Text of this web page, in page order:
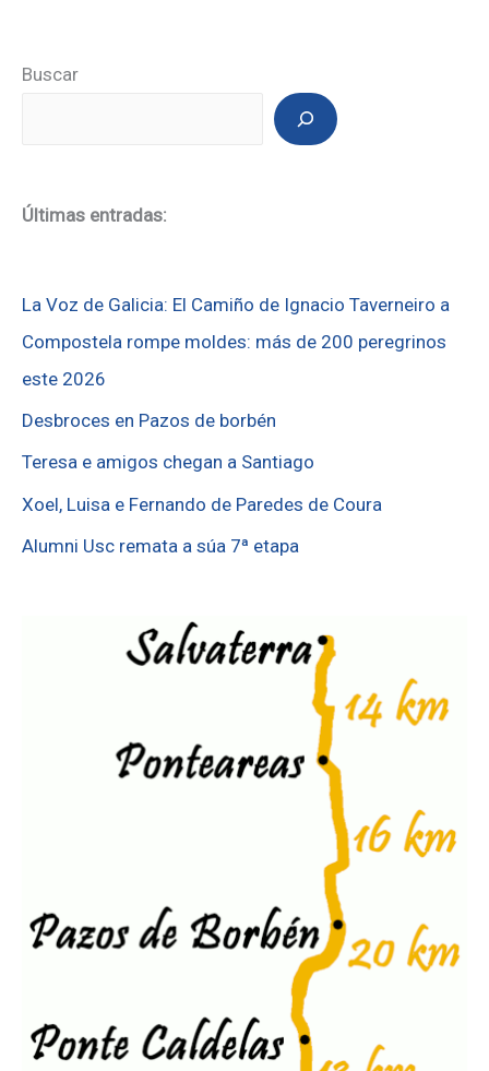
Buscar
Últimas entradas:
La Voz de Galicia: El Camiño de Ignacio Taverneiro a
Compostela rompe moldes: más de 200 peregrinos
este 2026
Desbroces en Pazos de borbén
Teresa e amigos chegan a Santiago
Xoel, Luisa e Fernando de Paredes de Coura
Alumni Usc remata a súa 7ª etapa